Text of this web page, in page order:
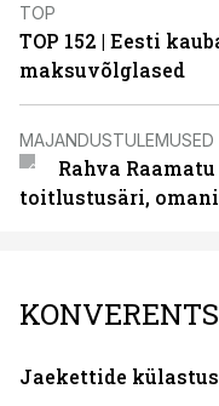
TOP
TOP 152 | Eesti
maksuvõlglased
MAJANDUSTULEMUSED
Rahva
toitlustusäri,
Jaekettide